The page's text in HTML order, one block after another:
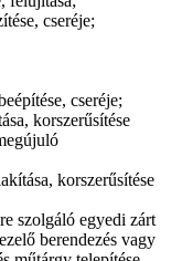
cseréje;
cseréje;
korszerűsítése
korszerűsítése
szolgáló egyedi zárt
berendezés vagy